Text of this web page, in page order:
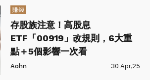
賺錢
存股族注意！高股息
ETF「00919」改規則，6大重
點＋5個影響一次看
Aohn 30 Apr,25